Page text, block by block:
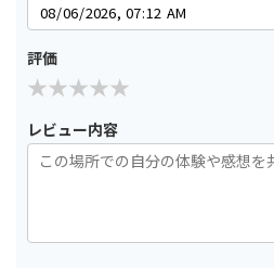
評価
レビュー内容